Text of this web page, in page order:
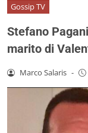
Gossip TV
Stefano
marito di
Marco Salaris -